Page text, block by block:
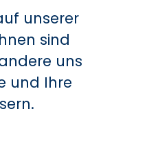
unserer
sind
uns
und Ihre